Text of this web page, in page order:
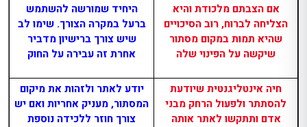
אם הצבתם מלכודת והיא
הצליחה לברוח, רוב הסיכויים
שהיא תמות במקום מסתור
שיקשה על הפינוי שלה
היחיד שמורשה להשתמש
ברעל במקרה הצורך. שימו לב
שיש צורך ברישיון מדביר
אחרת זה עבירה על החוק
חיה אינטליגנטית שיודעת
להסתתר ולפעול הרחק מבני
אדם ותתקשו לאתר אותה
יודע לאתר ולזהות את מיקום
המסתור, מעניק אחריות ואם יש
צורך חוזר ללכידה נוספת